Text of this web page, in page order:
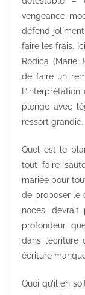
vengeance
défend
faire les frais.
Rodica
de faire un
plonge avec
ressort grandie.
Quel est le
tout faire
mariée pour
de proposer le
noces,
profondeur
dans
écriture
Quoi qu’il en